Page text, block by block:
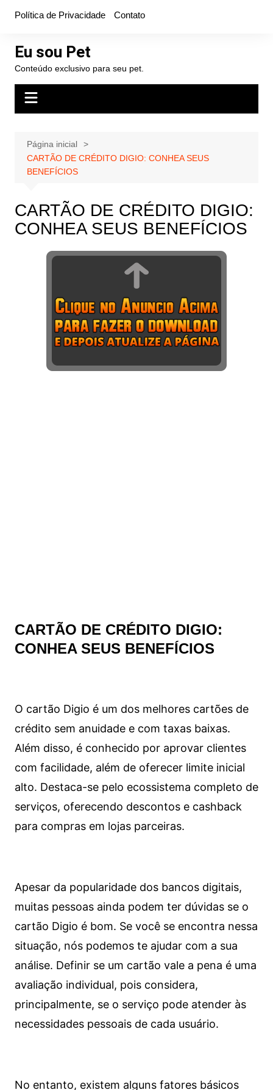
conteúdo
Política de Privacidade Contato
Eu sou Pet
Conteúdo exclusivo para seu pet.
Página inicial
CARTÃO DE CRÉDITO DIGIO: CONHEA SEUS
BENEFÍCIOS
CARTÃO DE CRÉDITO DIGIO:
CONHEA SEUS BENEFÍCIOS
CARTÃO DE CRÉDITO DIGIO:
CONHEA SEUS BENEFÍCIOS
O cartão Digio é um dos melhores cartões de
crédito sem anuidade e com taxas baixas.
Além disso, é conhecido por aprovar clientes
com facilidade, além de oferecer limite inicial
alto. Destaca-se pelo ecossistema completo de
serviços, oferecendo descontos e cashback
para compras em lojas parceiras.
Apesar da popularidade dos bancos digitais,
muitas pessoas ainda podem ter dúvidas se o
cartão Digio é bom. Se você se encontra nessa
situação, nós podemos te ajudar com a sua
análise. Definir se um cartão vale a pena é uma
avaliação individual, pois considera,
principalmente, se o serviço pode atender às
necessidades pessoais de cada usuário.
No entanto, existem alguns fatores básicos